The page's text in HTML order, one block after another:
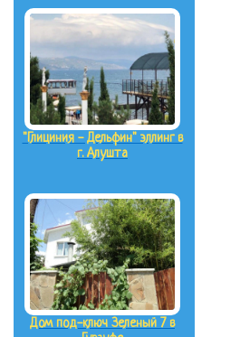
"Глициния - Дельфин" эллинг в
г. Алушта
Дом под-ключ Зеленый 7 в